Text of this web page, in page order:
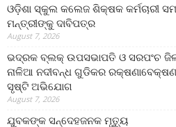
ଓଡ଼ିଶା ସ୍କୁଲ କଲେଜ ଶିକ୍ଷକ କର୍ମଚାରୀ
ମନ୍ତ୍ରୀଙ୍କୁ ଦାବିପତ୍ର
August 7, 2026
ଭଦ୍ରକ ବ୍ଲକ୍ ଉପସଭାପତି ଓ ସରପଂଚ
ନାଳିଆ ନଦୀବନ୍ଧ ଗୁଡିକର
ସୃଷ୍ଟି ଅଭିଯୋଗ
August 7, 2026
ଯୁବକଙ୍କ ସନ୍ଦେହଜନକ ମୃତ୍ୟୁ